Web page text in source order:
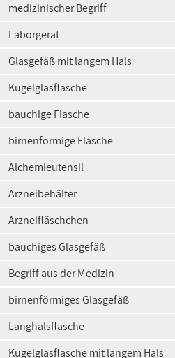
medizinischer Begriff
Laborgerät
Glasgefäß mit langem Hals
Kugelglasflasche
bauchige Flasche
birnenförmige Flasche
Alchemieutensil
Arzneibehälter
Arzneifläschchen
bauchiges Glasgefäß
Begriff aus der Medizin
birnenförmiges Glasgefäß
Langhalsflasche
Kugelglasflasche mit langem Hals